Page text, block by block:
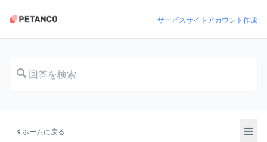
ドキュメント サービスサイト アカウント作成
ホームに戻る